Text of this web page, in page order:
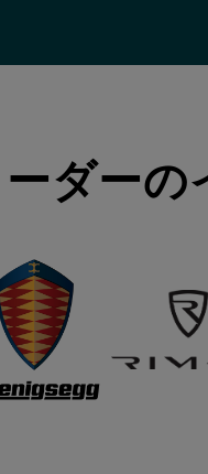
ダー